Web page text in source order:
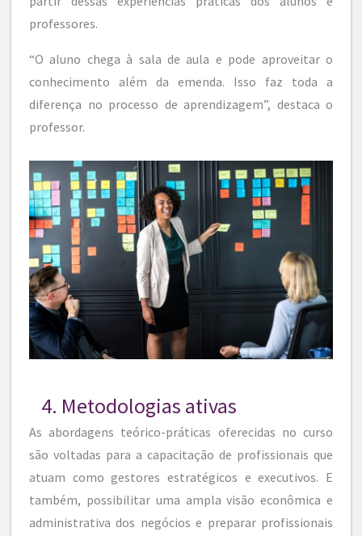
professores.
“O aluno chega à sala de aula e pode aproveitar o
conhecimento além da emenda. Isso faz toda a
diferença no processo de aprendizagem”, destaca o
professor.
4. Metodologias ativas
As abordagens teórico-práticas oferecidas no curso
são voltadas para a capacitação de profissionais que
atuam como gestores estratégicos e executivos. E
também, possibilitar uma ampla visão econômica e
administrativa dos negócios e preparar profissionais